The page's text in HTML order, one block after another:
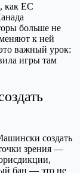
как ЕС
больше не
к ней
важный урок:
игры там
создать
зрения —
бан — это не